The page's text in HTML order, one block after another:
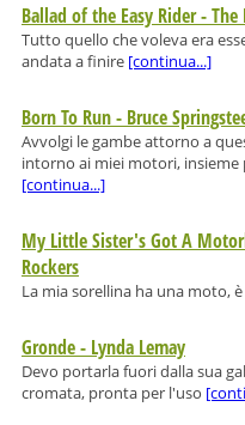
Ballad of the Easy Rider - The
Tutto quello che voleva era
andata a finire [continua...]
Born To Run - Bruce
Avvolgi le gambe attorno a
intorno ai miei motori,
[continua...]
My Little Sister's Got A
Rockers
La mia sorellina ha una moto,
Gronde - Lynda Lemay
Devo portarla fuori dalla sua
cromata, pronta per l'uso